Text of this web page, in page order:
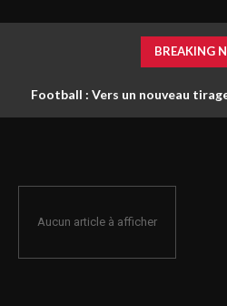
BREAKING
Football : Vers un nouveau
Aucun article à afficher